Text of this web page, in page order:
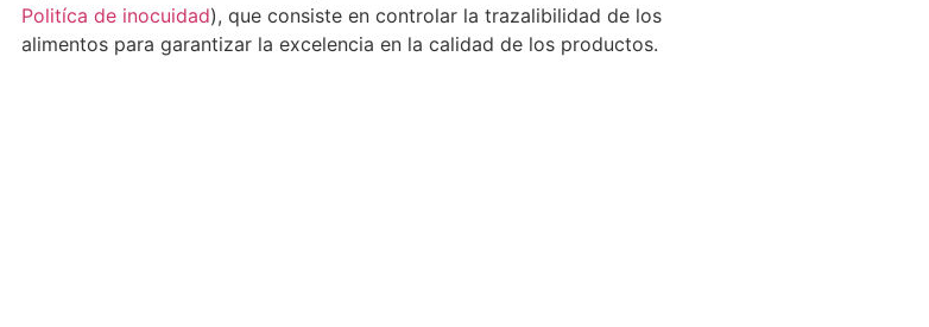
Politíca de inocuidad), que consiste en controlar la trazalibilidad de los
alimentos para garantizar la excelencia en la calidad de los productos.